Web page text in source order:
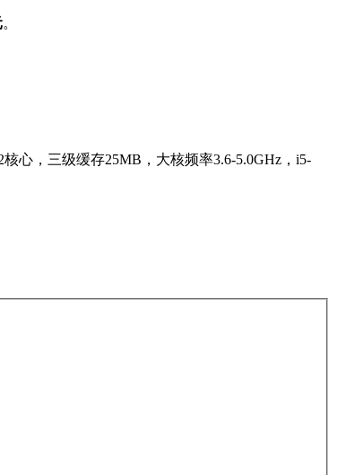
。
心，三级缓存25MB，大核频率3.6-5.0GHz，i5-